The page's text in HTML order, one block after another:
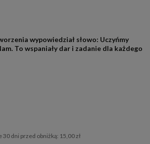
wypowiedział słowo: Uczyńmy
To wspaniały dar i zadanie dla każdego
30 dni przed obniżką: 15,00 zł